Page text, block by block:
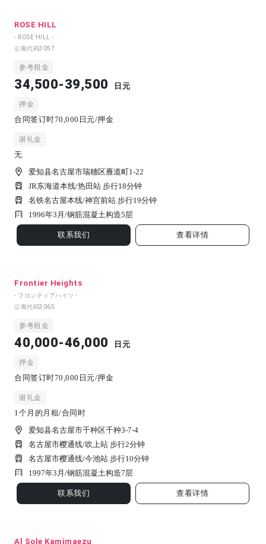
ROSE HILL
- ROSE HILL -
公寓代码3057
参考租金
34,500-39,500 日元
押金
合同签订时70,000日元/押金
谢礼金
无
爱知县名古屋市瑞穗区雁道町1-22
JR东海道本线/热田站 步行18分钟
名铁名古屋本线/神宫前站 步行19分钟
1996年3月/钢筋混凝土构造5 层
联系我们 查看详情
Frontier Heights
- フロンティアハイツ -
公寓代码3065
参考租金
40,000-46,000 日元
押金
合同签订时70,000日元/押金
谢礼金
1个月的月租/合同时
爱知县名古屋市千种区千种3-7-4
名古屋市樱通线/吹上站 步行2分钟
名古屋市樱通线/今池站 步行10分钟
1997年3月/钢筋混凝土构造7 层
联系我们 查看详情
Al Sole Kamimaezu